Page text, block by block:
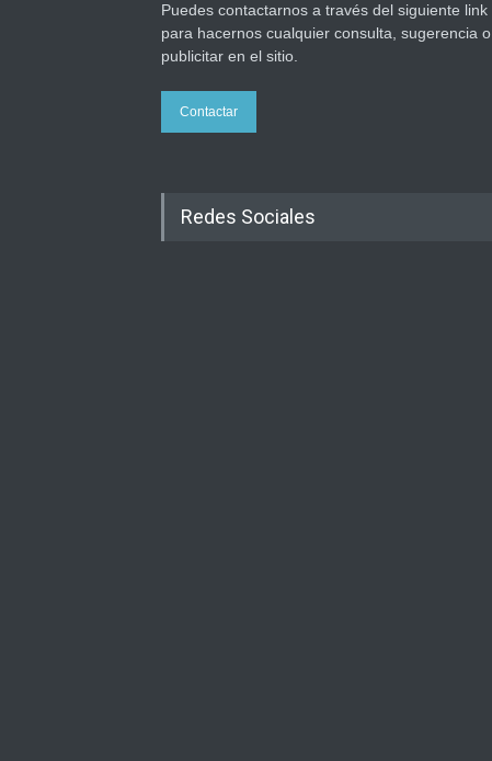
Puedes contactarnos a través del siguiente link
para hacernos cualquier consulta, sugerencia o
publicitar en el sitio.
Contactar
Redes Sociales